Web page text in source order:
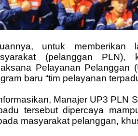
untuk memberikan
(pelanggan PLN),
Pelayanan Pelanggan
baru “tim pelayanan
Manajer UP3 PLN
tersebut dipercaya
masyarakat pelanggan,